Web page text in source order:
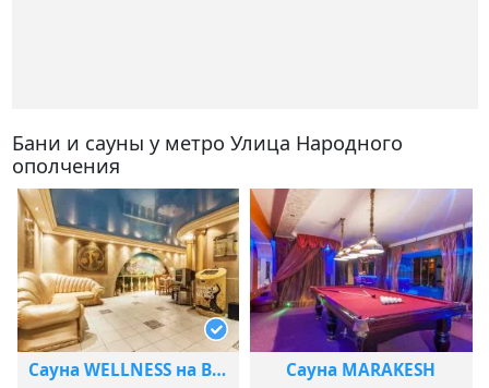
Бани и сауны у метро Улица Народного
ополчения
Сауна WELLNESS на Волгоградском Сауна MARAKESH